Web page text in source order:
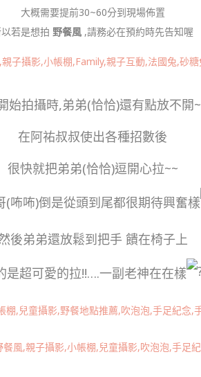
大概需要提前30~60分到現場佈置
若是想拍 野餐風 ,請務必在預約時先告知喔
始拍攝時,弟弟(恰恰)還有點放不開~
在阿祐叔叔使出各種招數後
很快就把弟弟(恰恰)逗開心拉~~
(咘咘)倒是從頭到尾都很期待興奮樣
後弟弟還放鬆到把手 饋在椅子上
是超可愛的拉!!….一副老神在在樣